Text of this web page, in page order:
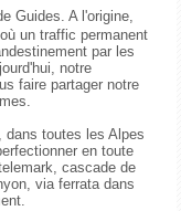
Guides. A l'origine,
un traffic permanent
par les
notre
faire partager notre
dans toutes les Alpes
en toute
cascade de
via ferrata dans